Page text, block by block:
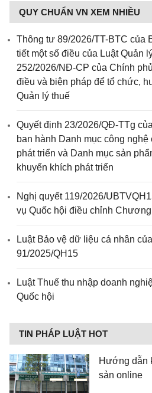
QUY CHUẨN VN XEM NHIỀU
Thông tư 89/2026/TT-BTC của
tiết một số điều của Luật Quản
252/2026/NĐ-CP của Chính
điều và biện pháp để tổ chức,
Quản lý thuế
Quyết định 23/2026/QĐ-TTg
ban hành Danh mục công
phát triển và Danh mục sản
khuyến khích phát triển
Nghị quyết 119/2026/
vụ Quốc hội điều chỉnh
Luật Bảo vệ dữ liệu cá nhân
91/2025/QH15
Luật Thuế thu nhập doanh
Quốc hội
TIN PHÁP LUẬT HOT
Hướng dẫn
sản online